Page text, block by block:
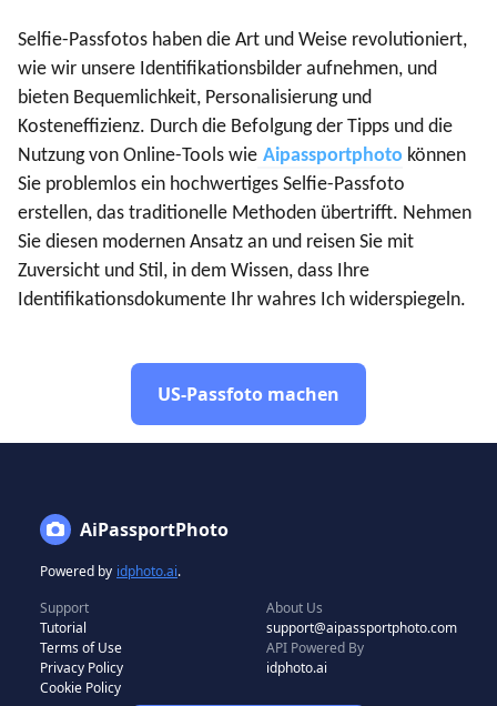
Selfie-Passfotos haben die Art und Weise revolutioniert,
wie wir unsere Identifikationsbilder aufnehmen, und
bieten Bequemlichkeit, Personalisierung und
Kosteneffizienz. Durch die Befolgung der Tipps und die
Nutzung von Online-Tools wie Aipassportphoto können
Sie problemlos ein hochwertiges Selfie-Passfoto
erstellen, das traditionelle Methoden übertrifft. Nehmen
Sie diesen modernen Ansatz an und reisen Sie mit
Zuversicht und Stil, in dem Wissen, dass Ihre
Identifikationsdokumente Ihr wahres Ich widerspiegeln.
US-Passfoto machen
AiPassportPhoto
Powered by idphoto.ai.
Support
Tutorial
Terms of Use
Privacy Policy
Cookie Policy
About Us
support@aipassportphoto.com
API Powered By
idphoto.ai